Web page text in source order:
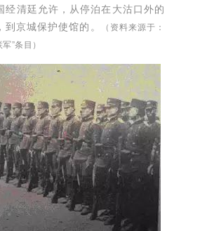
经清廷允许，从停泊在大沽口外的
京城保护使馆的。
（资料来源于：
”条目）